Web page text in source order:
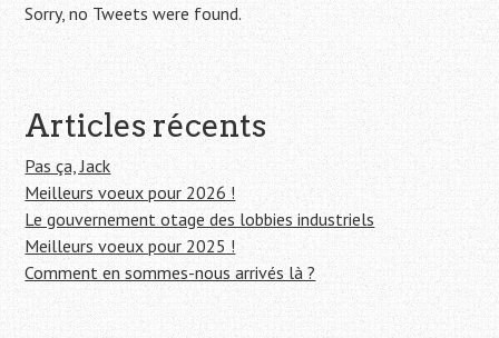
c
Sorry, no Tweets were found.
Articles récents
Pas ça, Jack
Meilleurs voeux pour 2026 !
Le gouvernement otage des lobbies industriels
Meilleurs voeux pour 2025 !
Comment en sommes-nous arrivés là ?